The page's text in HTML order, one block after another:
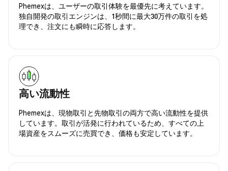
Phemexは、ユーザーの取引体験を最優先に考えています。
独自開発の取引エンジンは、1秒間に最大30万件の取引を処
理でき、注文にも瞬時に応答します。
高い流動性
Phemexは、現物取引と先物取引の両方で高い流動性を提供
しています。取引が活発に行われているため、すべての上
場資産をスムーズに売買でき、価格も安定しています。